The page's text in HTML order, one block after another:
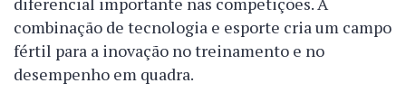
combinação de tecnologia e esporte cria um campo
fértil para a inovação no treinamento e no
desempenho em quadra.